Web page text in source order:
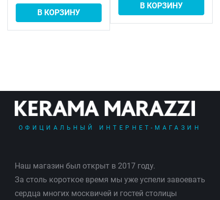
В КОРЗИНУ
В КОРЗИНУ
ОФИЦИАЛЬНЫЙ ИНТЕРНЕТ-МАГАЗИН
Наш магазин был открыт в 2017 году.
За столь короткое время мы уже успели завоевать
сердца многих москвичей и гостей столицы